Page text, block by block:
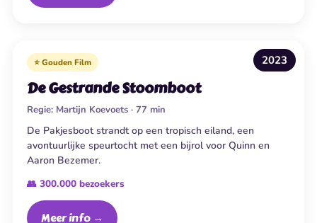
2023
⭐ Gouden Film
De Gestrande Stoomboot
Regie: Martijn Koevoets · 77 min
De Pakjesboot strandt op een tropisch eiland, een
avontuurlijke speurtocht met een bijrol voor Quinn en
Aaron Bezemer.
👥 300.000 bezoekers
Meer info →